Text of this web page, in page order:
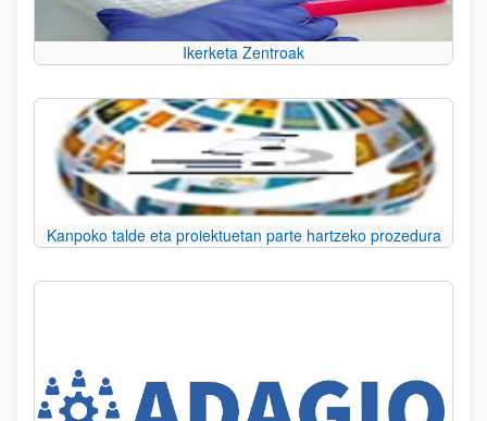
Ikerketa Zentroak
Kanpoko talde eta proiektuetan parte hartzeko prozedura